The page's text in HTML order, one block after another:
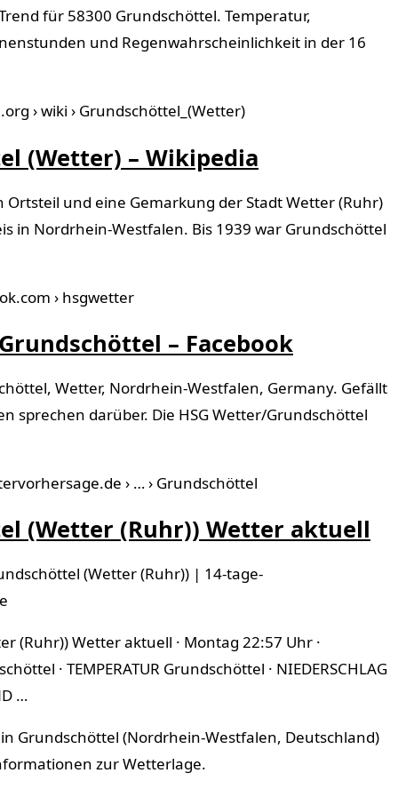
für 58300 Grundschöttel. Temperatur,
und Regenwahrscheinlichkeit in der 16
› wiki › Grundschöttel_(Wetter)
(Wetter) – Wikipedia
Ortsteil und eine Gemarkung der Stadt Wetter (Ruhr)
in Nordrhein-Westfalen. Bis 1939 war Grundschöttel
› hsgwetter
– Facebook
Wetter, Nordrhein-Westfalen, Germany. Gefällt
sprechen darüber. Die HSG Wetter/Grundschöttel
› … › Grundschöttel
(Wetter (Ruhr)) Wetter aktuell
(Wetter (Ruhr)) | 14-tage-
(Ruhr)) Wetter aktuell · Montag 22:57 Uhr ·
· TEMPERATUR Grundschöttel · NIEDERSCHLAG
…
Grundschöttel (Nordrhein-Westfalen, Deutschland)
zur Wetterlage.